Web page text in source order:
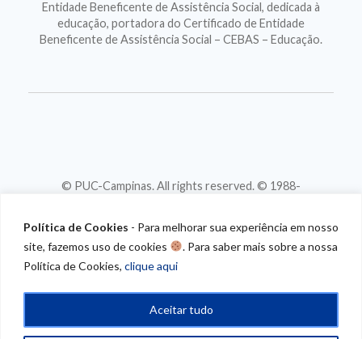
Política de Cookies - Para melhorar sua experiência em nosso
site, fazemos uso de cookies
. Para saber mais sobre a nossa
Política de Cookies, clique aqui
Aceitar tudo
Entidade Beneficente de Assistência Social, dedicada à
educação, portadora do Certificado de Entidade
Beneficente de Assistência Social – CEBAS – Educação.
© PUC-Campinas. All rights reserved. © 1988-